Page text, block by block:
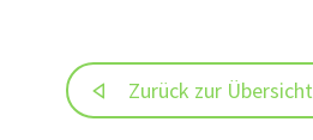
Zurück zur Übersicht